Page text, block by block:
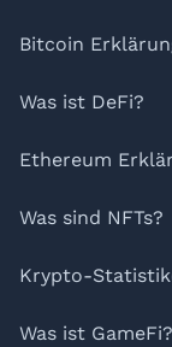
Bitcoin
Was ist DeFi?
Ethereum
Was sind NFTs?
Krypto-
Was ist GameFi?